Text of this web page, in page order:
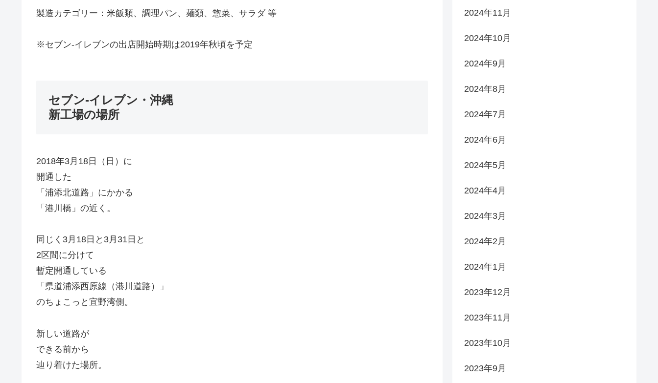
製造カテゴリー：米飯類、調理パン、麺類、惣菜、サラダ 等
※セブン-イレブンの出店開始時期は2019年秋頃を予定
セブン-イレブン・沖縄
新工場の場所
2018年3月18日（日）に
開通した
「浦添北道路」にかかる
「港川橋」の近く。
同じく3月18日と3月31日と
2区間に分けて
暫定開通している
「県道浦添西原線（港川道路）」
のちょこっと宜野湾側。
新しい道路が
できる前から
辿り着けた場所。
2024年11月
2024年10月
2024年9月
2024年8月
2024年7月
2024年6月
2024年5月
2024年4月
2024年3月
2024年2月
2024年1月
2023年12月
2023年11月
2023年10月
2023年9月